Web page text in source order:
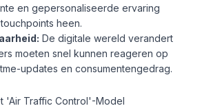
en gepersonaliseerde ervaring
heen.
De digitale wereld verandert
moeten snel kunnen reageren op
updates en consumentengedrag.
'Air Traffic Control'-Model